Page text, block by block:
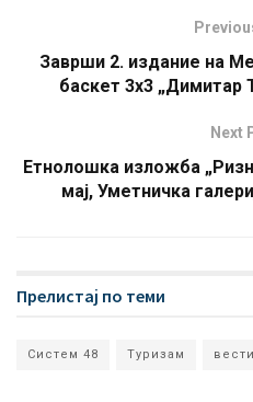
Заврши 2. издание на
баскет 3х3 „Димитар
Next
Етнолошка изложба
мај, Уметничка
Прелистај по теми
Систем 48 Туризам вести